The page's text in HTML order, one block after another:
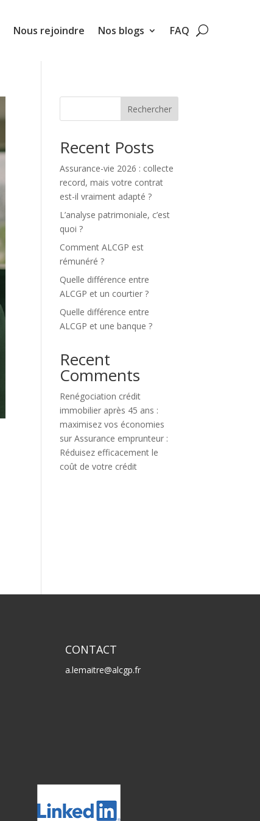
Nous rejoindre Nos blogs FAQ
Rechercher
Recent Posts
Assurance-vie 2026 : collecte
record, mais votre contrat
est-il vraiment adapté ?
L’analyse patrimoniale, c’est
quoi ?
Comment ALCGP est
rémunéré ?
Quelle différence entre
ALCGP et un courtier ?
Quelle différence entre
ALCGP et une banque ?
Recent
Comments
Renégociation crédit
immobilier après 45 ans :
maximisez vos économies
surAssurance emprunteur :
Réduisez efficacement le
coût de votre crédit
CONTACT
a.lemaitre@alcgp.fr